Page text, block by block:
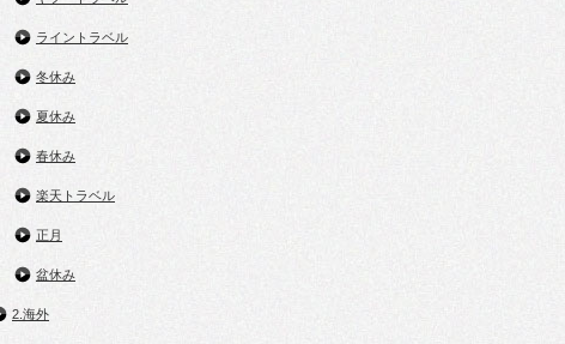
ライントラベル
冬休み
夏休み
春休み
楽天トラベル
正月
盆休み
2.海外